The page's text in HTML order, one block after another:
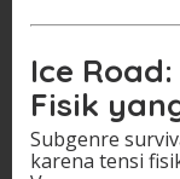
Ice
Fisik
Subgenre
karena tensi